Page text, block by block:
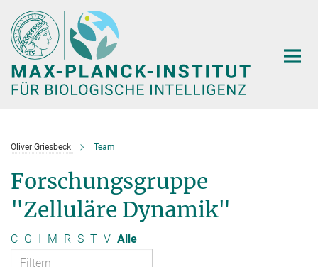
Hauptinhalt
Oliver Griesbeck Team
Forschungsgruppe
"Zelluläre Dynamik"
C G I M R S T V Alle